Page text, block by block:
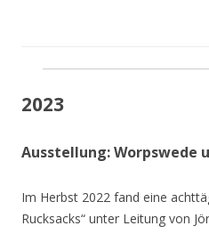
2023
Ausstellung: Worpswede
Im Herbst 2022 fand eine
Rucksacks“ unter Leitung von